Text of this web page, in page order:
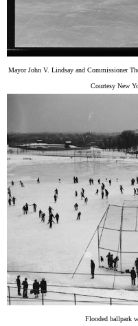
Mayor John V. Lindsay and Commissioner
Courtesy New
Flooded ballpark